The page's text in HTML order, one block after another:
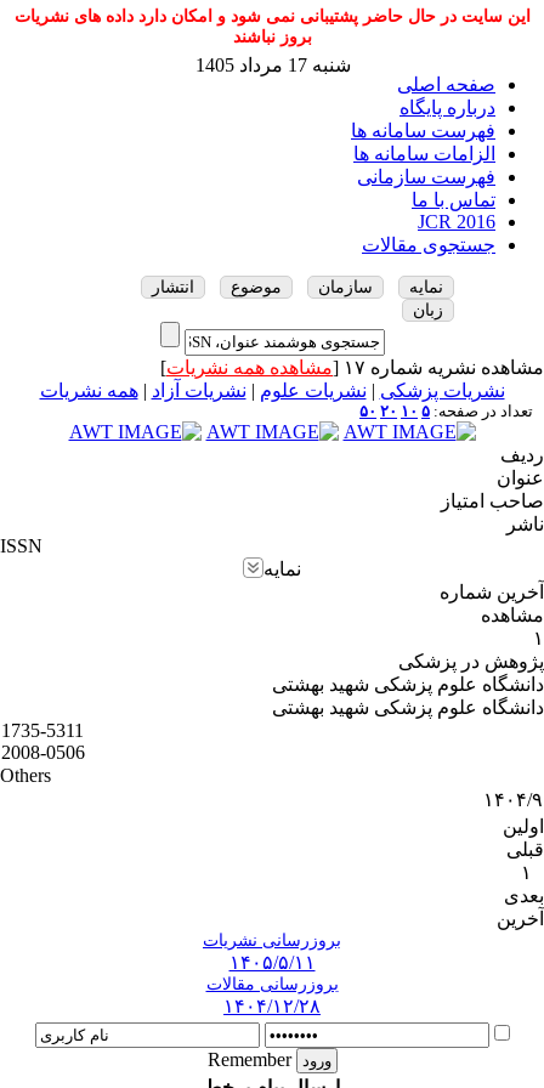
این سایت در حال حاضر پشتیبانی نمی شود و امکان دارد داده های نشریات
بروز نباشند
صفحه اصلی
درباره پایگاه
فهرست سامانه ها
الزامات سامانه ها
فهرست سازمانی
تماس با ما
JCR 2016
جستجوی مقالات
شنبه 17 مرداد 1405
نمایه سازمان موضوع
انتشار
زبان
مشاهده نشریه شماره ۱۷ [ مشاهده همه نشریات]
نشریات پزشکی | نشریات علوم | نشریات آزاد |همه نشریات
تعداد در صفحه: ۵ ۱۰ ۲۰ ۵۰
ردیف
عنوان
صاحب امتیاز
ناشر
ISSN
نمایه
آخرین شماره
مشاهده
۱
پژوهش در پزشکی
دانشگاه علوم پزشکی شهید بهشتی
دانشگاه علوم پزشکی شهید بهشتی
1735-5311
2008-0506
Others
۱۴۰۴/۹
اولین
قبلی
۱
بعدی
آخرین
بروزرسانی نشریات
۱۴۰۵/۵/۱۱
بروزرسانی مقالات
۱۴۰۴/۱۲/۲۸
Remember